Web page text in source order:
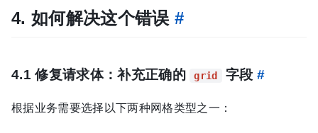
4. 如何解决这个错误 #
4.1 修复请求体：补充正确的 grid 字段 #
根据业务需要选择以下两种网格类型之一：